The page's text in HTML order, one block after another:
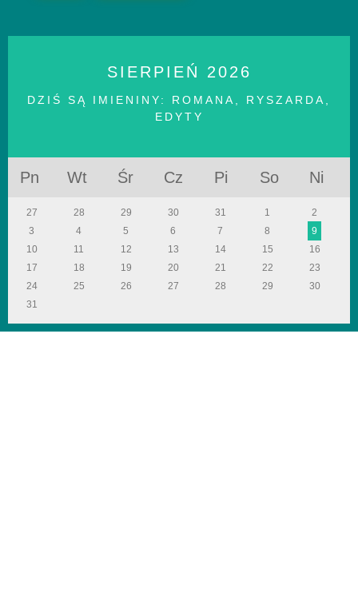
SIERPIEŃ 2026
DZIŚ SĄ IMIENINY: ROMANA, RYSZARDA,
EDYTY
Pn Wt Śr Cz Pi So Ni
27 28 29 30 31 1
2
3
4 5 6 7 8
9
10
11 12 13 14 15
16
17
18 19 20 21 22
23
24
25 26 27 28 29
30
31